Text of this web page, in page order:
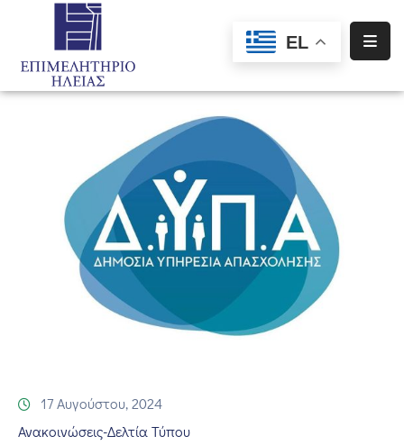
EL
Αρχική
Σύλλογοι
Σωματεία
Πληροφόρηση
Επικοινωνία
17 Αυγούστου, 2024
Ανακοινώσεις-Δελτία Τύπου